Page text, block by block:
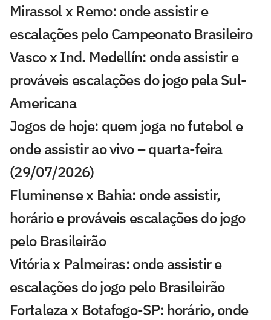
Mirassol x Remo: onde assistir e
escalações pelo Campeonato Brasileiro
Vasco x Ind. Medellín: onde assistir e
prováveis escalações do jogo pela Sul-
Americana
Jogos de hoje: quem joga no futebol e
onde assistir ao vivo – quarta-feira
(29/07/2026)
Fluminense x Bahia: onde assistir,
horário e prováveis escalações do jogo
pelo Brasileirão
Vitória x Palmeiras: onde assistir e
escalações do jogo pelo Brasileirão
Fortaleza x Botafogo-SP: horário, onde